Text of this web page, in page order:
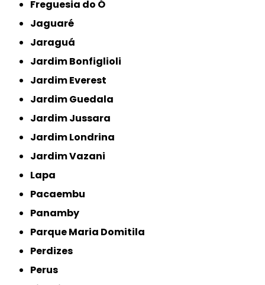
Freguesia do Ó
Jaguaré
Jaraguá
Jardim Bonfiglioli
Jardim Everest
Jardim Guedala
Jardim Jussara
Jardim Londrina
Jardim Vazani
Lapa
Pacaembu
Panamby
Parque Maria Domitila
Perdizes
Perus